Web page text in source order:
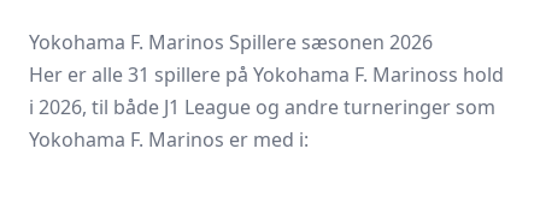
Yokohama F. Marinos Spillere sæsonen 2026
Her er alle 31 spillere på Yokohama F. Marinoss hold
i 2026, til både J1 League og andre turneringer som
Yokohama F. Marinos er med i: